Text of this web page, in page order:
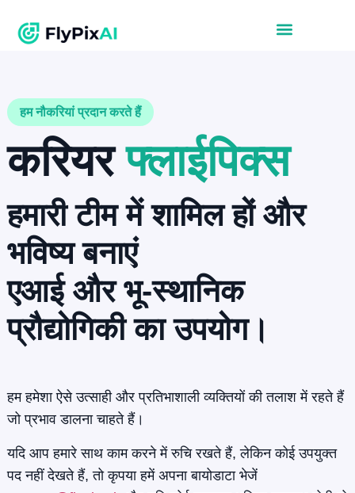
हम नौकरियां प्रदान करते हैं
करियरफ्लाईपिक्स
हमारी टीम में शामिल हों और
भविष्य बनाएं
एआई और भू-स्थानिक
प्रौद्योगिकी का उपयोग।
हम हमेशा ऐसे उत्साही और प्रतिभाशाली व्यक्तियों की तलाश में रहते हैं
जो प्रभाव डालना चाहते हैं।
यदि आप हमारे साथ काम करने में रुचि रखते हैं, लेकिन कोई उपयुक्त
पद नहीं देखते हैं, तो कृपया हमें अपना बायोडाटा भेजें